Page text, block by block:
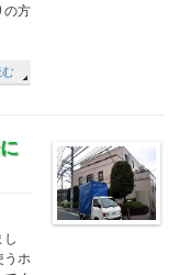
の方
む
し
うホ